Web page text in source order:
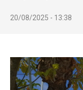
20/08/2025 - 13:38